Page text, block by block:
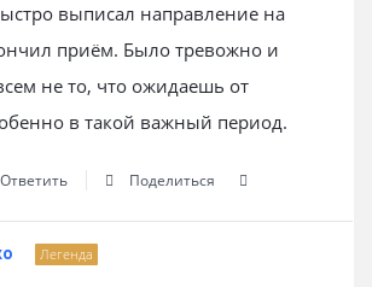
выписал направление на
приём. Было тревожно и
не то, что ожидаешь от
в такой важный период.
Ответить Поделиться
Легенда